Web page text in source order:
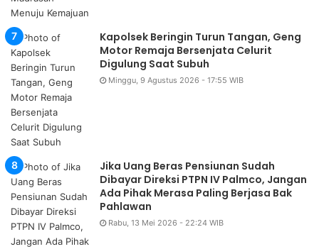
Kapolsek Beringin Turun Tangan, Geng
Motor Remaja Bersenjata Celurit
Digulung Saat Subuh
Minggu, 9 Agustus 2026 - 17:55 WIB
Jika Uang Beras Pensiunan Sudah
Dibayar Direksi PTPN IV Palmco, Jangan
Ada Pihak Merasa Paling Berjasa Bak
Pahlawan
Rabu, 13 Mei 2026 - 22:24 WIB